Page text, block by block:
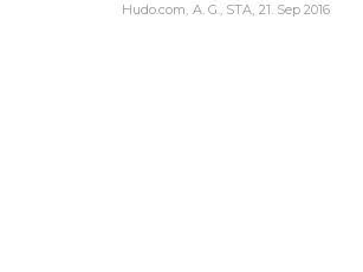
Hudo.com A. G., STA 21. Sep 2016